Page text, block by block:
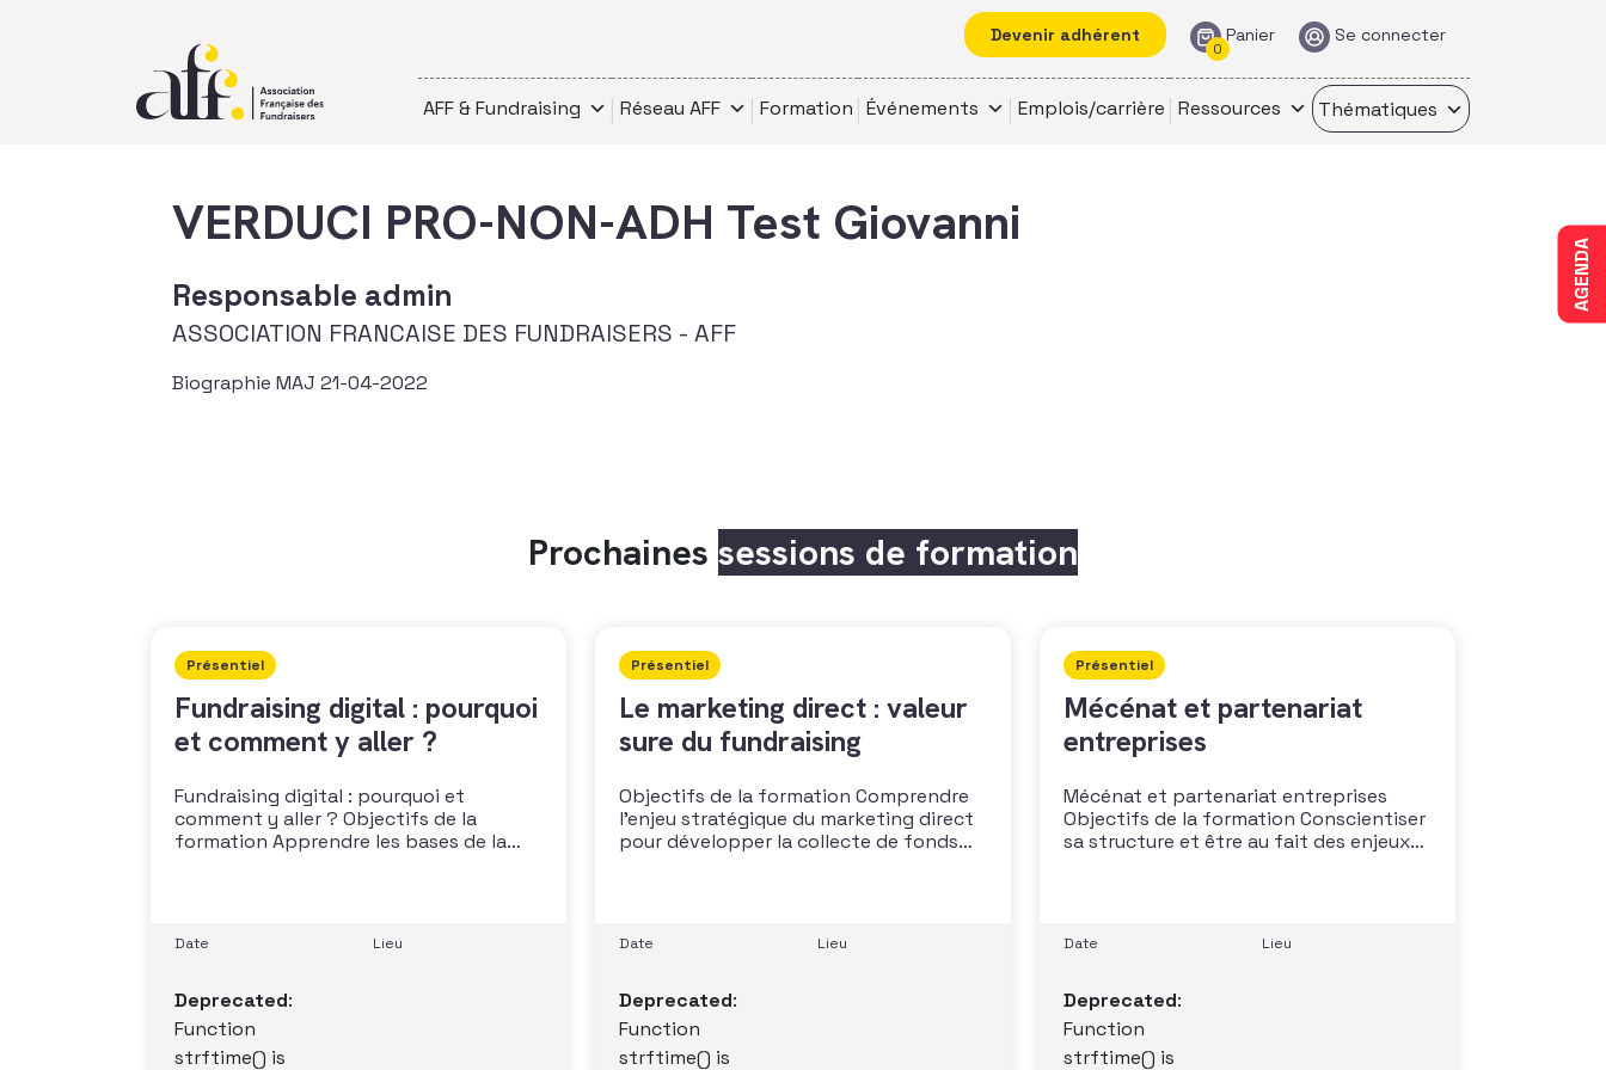
Devenir adhérent Panier
0
Se connecter
AFF & Fundraising Réseau AFF Formation Événements Emplois/carrière Ressources Thématiques
AGENDA
VERDUCI PRO-NON-ADH Test Giovanni
Responsable admin
ASSOCIATION FRANCAISE DES FUNDRAISERS - AFF
Biographie MAJ 21-04-2022
Prochaines sessions de formation
Présentiel
Fundraising digital : pourquoi
et comment y aller ?
Fundraising digital : pourquoi et
comment y aller ? Objectifs de la
formation Apprendre les bases de la
stratégie de fundraising online
Date
Deprecated:
Function
strftime() is
Lieu
Présentiel
Le marketing direct : valeur
sure du fundraising
Objectifs de la formation Comprendre
l’enjeu stratégique du marketing direct
pour développer la collecte de fonds
multicanales et savoir mesurer leurs
personnes en charge du marketing
direct
Date
Deprecated:
Function
strftime() is
Lieu
Présentiel
Mécénat et partenariat
entreprises
Mécénat et partenariat entreprises
Objectifs de la formation Conscientiser
sa structure et être au fait des enjeux
démarche qualitative de long terme
Date
Deprecated:
Function
strftime() is
Lieu